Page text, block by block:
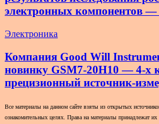
электронных компонентов —
Электроника
Компания Good Will
новинку GSM7-20H10 — 4-х
прецизионный источник-
Все материалы на данном сайте взяты из открытых
ознакомительных целях. Права на материалы принадлежат